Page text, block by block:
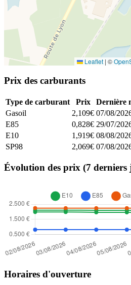
Leaflet | ©
Prix des carburants
Type de carburant Prix
Dernière
Gasoil
2,109€ 07/08/
E85
0,828€ 29/07/
E10
1,919€ 08/08/
SP98
2,069€ 07/08/
Évolution des prix (7 derniers
Horaires d'ouverture